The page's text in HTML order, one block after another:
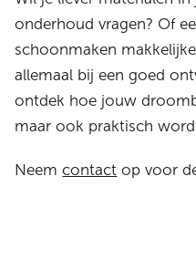
onderhoud vragen? Of
schoonmaken
allemaal bij een goed
ontdek hoe jouw
maar ook praktisch
Neemcontact op voor